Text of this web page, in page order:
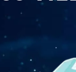
tri, de collecte, de
types de
adaptées,